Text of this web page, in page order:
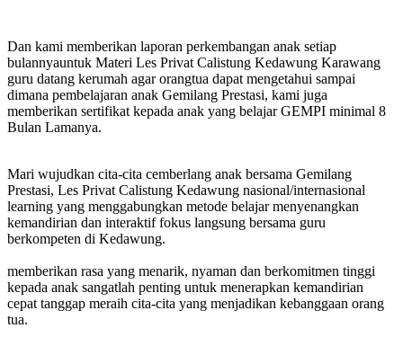
Dan kami memberikan laporan perkembangan anak setiap
bulannyauntuk Materi Les Privat Calistung Kedawung Karawang
guru datang kerumah agar orangtua dapat mengetahui sampai
dimana pembelajaran anak Gemilang Prestasi, kami juga
memberikan sertifikat kepada anak yang belajar GEMPI minimal 8
Bulan Lamanya.
Mari wujudkan cita-cita cemberlang anak bersama Gemilang
Prestasi, Les Privat Calistung Kedawung nasional/internasional
learning yang menggabungkan metode belajar menyenangkan
kemandirian dan interaktif fokus langsung bersama guru
berkompeten di Kedawung.
memberikan rasa yang menarik, nyaman dan berkomitmen tinggi
kepada anak sangatlah penting untuk menerapkan kemandirian
cepat tanggap meraih cita-cita yang menjadikan kebanggaan orang
tua.